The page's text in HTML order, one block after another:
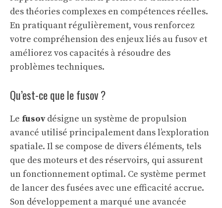
des théories complexes en compétences réelles.
En pratiquant régulièrement, vous renforcez
votre compréhension des enjeux liés au fusov et
améliorez vos capacités à résoudre des
problèmes techniques.
Qu’est-ce que le fusov ?
Le fusovdésigne un système de propulsion
avancé utilisé principalement dans l’exploration
spatiale. Il se compose de divers éléments, tels
que des moteurs et des réservoirs, qui assurent
un fonctionnement optimal. Ce système permet
de lancer des fusées avec une efficacité accrue.
Son développement a marqué une avancée